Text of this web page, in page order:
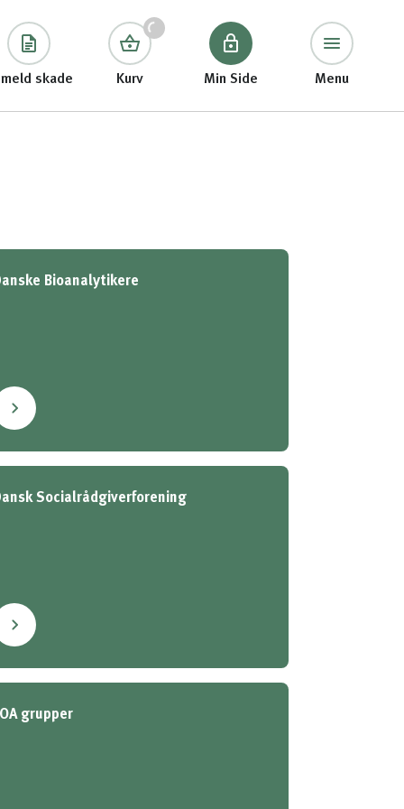
skade Kurv Min Side Menu
Bioanalytikere
Socialrådgiverforening
grupper